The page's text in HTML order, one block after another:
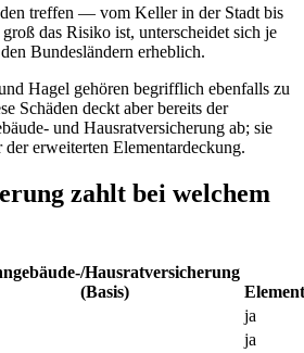
treffen — vom Keller in der Stadt bis
das Risiko ist, unterscheidet sich je
Bundesländern erheblich.
Hagel gehören begrifflich ebenfalls zu
Schäden deckt aber bereits der
und Hausratversicherung ab; sie
erweiterten Elementardeckung.
zahlt bei welchem
Hausratversicherung
(Basis)
ja
ja